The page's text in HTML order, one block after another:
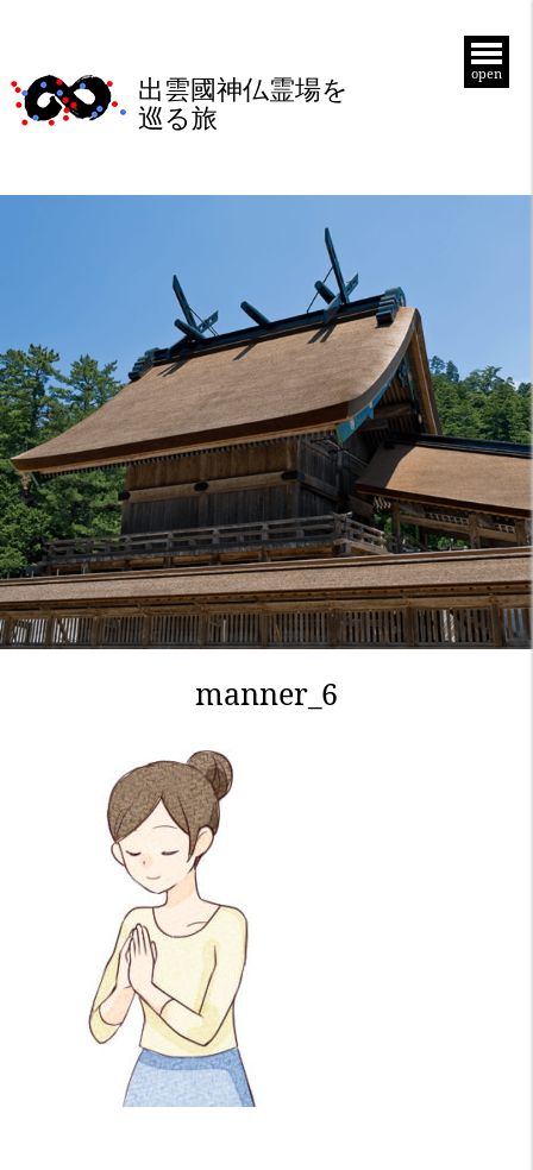
出雲國神仏霊場を
巡る旅
open
manner_6